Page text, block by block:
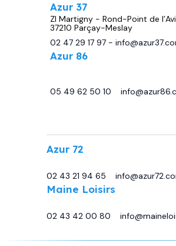
Azur 37
ZI Martigny - Rond-Point de
37210 Parçay-Meslay
02 47 29 17 97-
Azur 86
05 49 62 50 10
Azur 72
02 43 21 94 65
Maine Loisirs
02 43 42 00 80